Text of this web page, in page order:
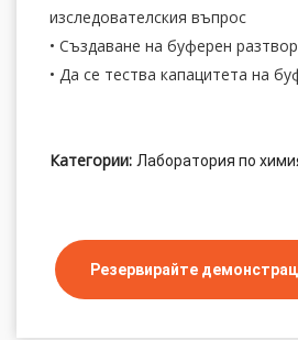
изследователския въпрос
• Създаване на буферен
• Да се тества капацитета на
Категории: Лаборатория по
Резервирайте